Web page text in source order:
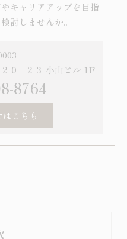
キャリアアップを目指
討しませんか。
０−２３ 小山ビル 1F
8764
こちら